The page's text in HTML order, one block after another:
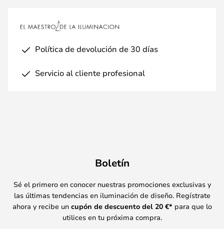
Política de devolución de 30 días
Servicio al cliente profesional
Boletín
Sé el primero en conocer nuestras promociones exclusivas y
las últimas tendencias en iluminación de diseño. Regístrate
ahora y recibe un cupón de descuento del 20 €* para que lo
utilices en tu próxima compra.